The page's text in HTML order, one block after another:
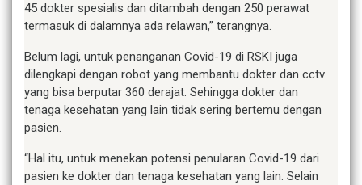
45 dokter spesialis dan ditambah dengan 250 perawat
termasuk di dalamnya ada relawan,” terangnya.
Belum lagi, untuk penanganan Covid-19 di RSKI juga
dilengkapi dengan robot yang membantu dokter dan cctv
yang bisa berputar 360 derajat. Sehingga dokter dan
tenaga kesehatan yang lain tidak sering bertemu dengan
pasien.
“Hal itu, untuk menekan potensi penularan Covid-19 dari
pasien ke dokter dan tenaga kesehatan yang lain. Selain